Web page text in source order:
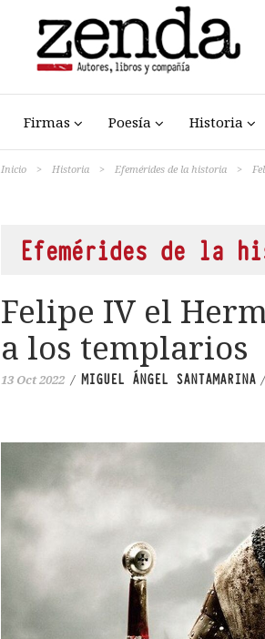
Firmas Poesía Historia
Inicio > Historia > Efemérides de la historia >
Efemérides de la
Felipe IV el
a los templarios
13 Oct 2022 / MIGUEL ÁNGEL SANTAMARINA /